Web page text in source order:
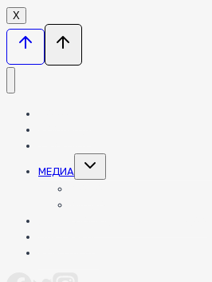
Х
МЕДИА
Toggle
child